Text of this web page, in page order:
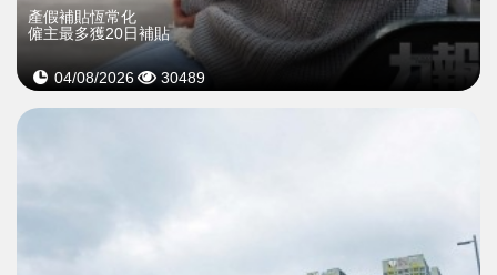
產假補貼恆常化
僱主最多獲20日補貼
04/08/2026 30489